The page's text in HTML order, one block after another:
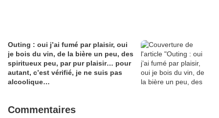
Outing : oui j’ai fumé par plaisir, oui
je bois du vin, de la bière un peu, des
spiritueux peu, par pur plaisir… pour
autant, c’est vérifié, je ne suis pas
alcoolique…
Commentaires